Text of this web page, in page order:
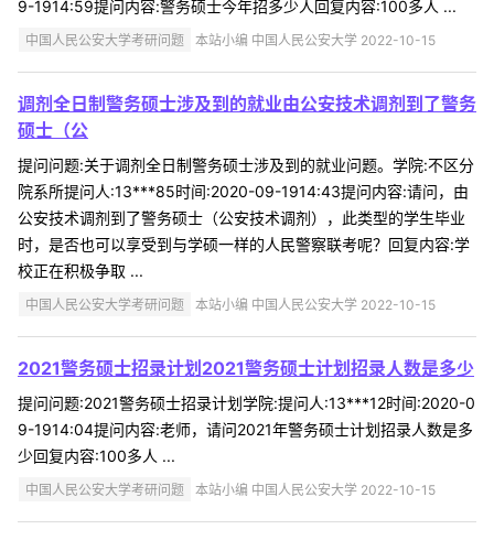
9-1914:59提问内容:警务硕士今年招多少人回复内容:100多人 ...
中国人民公安大学考研问题 本站小编 中国人民公安大学 2022-10-15
调剂全日制警务硕士涉及到的就业由公安技术调剂到了警务
硕士（公
提问问题:关于调剂全日制警务硕士涉及到的就业问题。学院:不区分
院系所提问人:13***85时间:2020-09-1914:43提问内容:请问，由
公安技术调剂到了警务硕士（公安技术调剂），此类型的学生毕业
时，是否也可以享受到与学硕一样的人民警察联考呢？回复内容:学
校正在积极争取 ...
中国人民公安大学考研问题 本站小编 中国人民公安大学 2022-10-15
2021警务硕士招录计划2021警务硕士计划招录人数是多少
提问问题:2021警务硕士招录计划学院:提问人:13***12时间:2020-0
9-1914:04提问内容:老师，请问2021年警务硕士计划招录人数是多
少回复内容:100多人 ...
中国人民公安大学考研问题 本站小编 中国人民公安大学 2022-10-15